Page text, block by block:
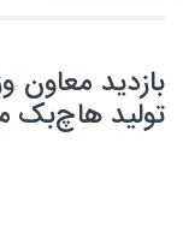
بازدید معاون
تولید هاچ‌بک